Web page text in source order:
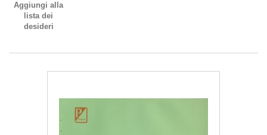
Aggiungi alla
lista dei
desideri